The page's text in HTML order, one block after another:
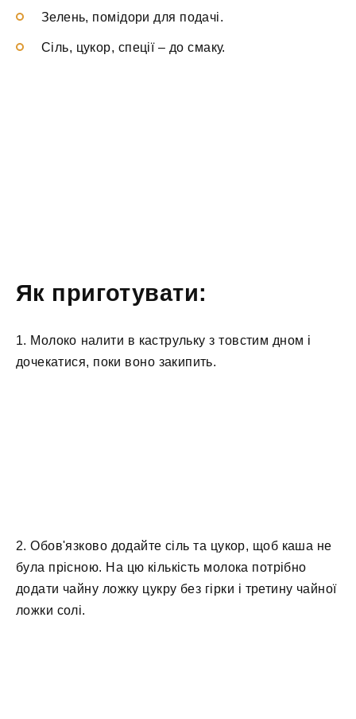
Зелень, помідори для подачі.
Сіль, цукор, спеції– до смаку.
Як приготувати:
1. Молоко налити в каструльку з товстим дном і
дочекатися, поки воно закипить.
2. Обов'язково додайте сіль та цукор, щоб каша не
була прісною. На цю кількість молока потрібно
додати чайну ложку цукру без гірки і третину чайної
ложки солі.